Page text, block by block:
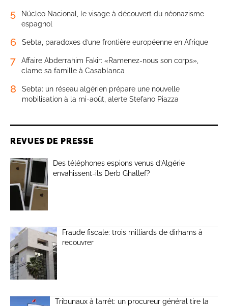
5
Núcleo Nacional, le visage à découvert du néonazisme
espagnol
6 Sebta, paradoxes d’une frontière européenne en Afrique
7
Affaire Abderrahim Fakir: «Ramenez-nous son corps»,
clame sa famille à Casablanca
8
Sebta: un réseau algérien prépare une nouvelle
mobilisation à la mi-août, alerte Stefano Piazza
REVUES DE PRESSE
Des téléphones espions venus d’Algérie
envahissent-ils Derb Ghallef?
Fraude fiscale: trois milliards de dirhams à
recouvrer
Tribunaux à l’arrêt: un procureur général tire la